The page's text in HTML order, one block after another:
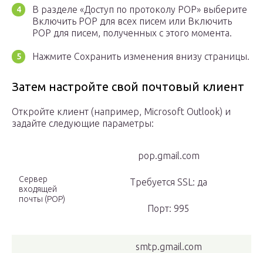
В разделе «Доступ по протоколу POP» выберите
Включить POP для всех писем или Включить
POP для писем, полученных с этого момента.
Нажмите Сохранить изменения внизу страницы.
Затем настройте свой почтовый клиент
Откройте клиент (например, Microsoft Outlook) и
задайте следующие параметры:
Сервер
входящей
почты (POP)
pop.gmail.com
Требуется SSL: да
Порт: 995
smtp.gmail.com